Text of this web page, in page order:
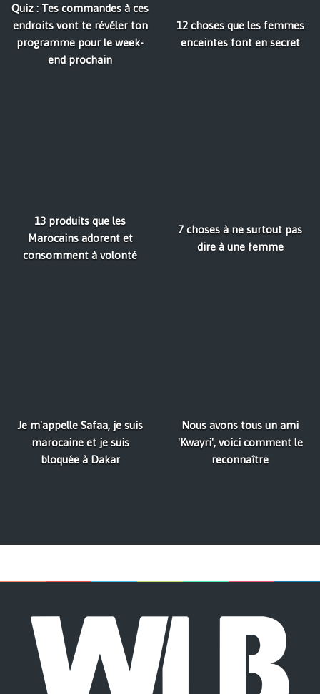
Quiz : Tes commandes à ces
endroits vont te révéler ton
programme pour le week-
end prochain
12 choses que les femmes
enceintes font en secret
13 produits que les
Marocains adorent et
consomment à volonté
7 choses à ne surtout pas
dire à une femme
Je m'appelle Safaa, je suis
marocaine et je suis
bloquée à Dakar
Nous avons tous un ami
'Kwayri', voici comment le
reconnaître